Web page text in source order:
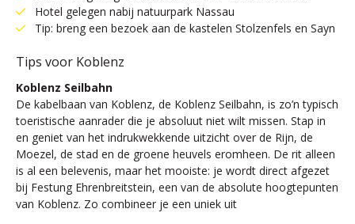
Hotel gelegen nabij natuurpark Nassau
Tip: breng een bezoek aan de kastelen Stolzenfels en Sayn
Tips voor Koblenz
Koblenz Seilbahn
De kabelbaan van Koblenz, de Koblenz Seilbahn, is zo’n typisch
toeristische aanrader die je absoluut niet wilt missen. Stap in
en geniet van het indrukwekkende uitzicht over de Rijn, de
Moezel, de stad en de groene heuvels eromheen. De rit alleen
is al een belevenis, maar het mooiste: je wordt direct afgezet
bij Festung Ehrenbreitstein, een van de absolute hoogtepunten
van Koblenz. Zo combineer je een uniek uit